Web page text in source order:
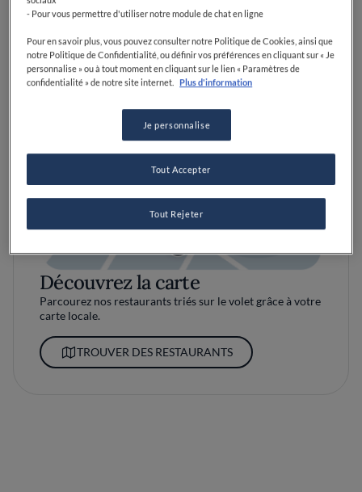
Découvrez la carte
Parcourez nos restaurants triés sur le volet grâce à votre
carte locale.
TROUVER DES RESTAURANTS
- Pour vous permettre d'utiliser notre module de chat en ligne
Pour en savoir plus, vous pouvez consulter notre Politique de Cookies, ainsi que
notre Politique de Confidentialité, ou définir vos préférences en cliquant sur « Je
personnalise » ou à tout moment en cliquant sur le lien « Paramètres de
confidentialité » de notre site internet.
Plus d'information
Je personnalise
Tout Rejeter
Tout Accepter